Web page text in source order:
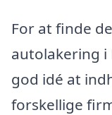
For at finde
autolakering
god idé at
forskellige